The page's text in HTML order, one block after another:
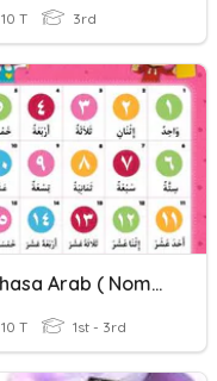
10 T 3rd
Bahasa Arab ( Nombor)
10 T 1st - 3rd